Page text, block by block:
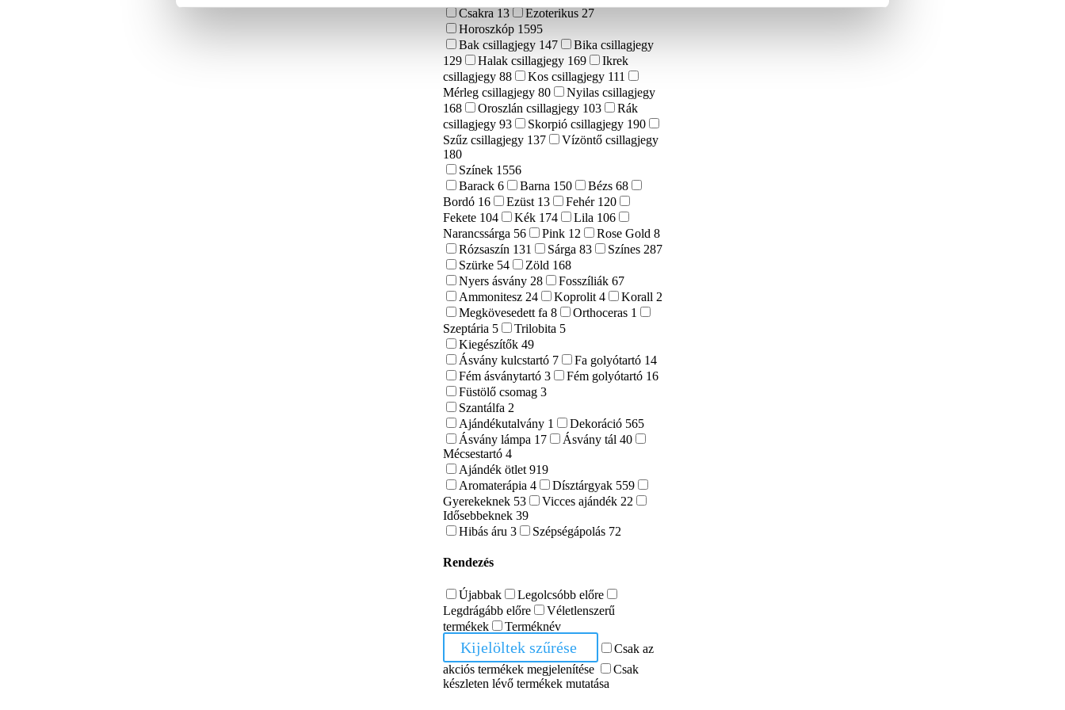
Csakra 13 Ezoterikus 27
Horoszkóp 1595
Bak csillagjegy 147
Bika csillagjegy
129
Halak csillagjegy 169
Ikrek
csillagjegy88 Kos csillagjegy 111
Mérleg csillagjegy80
Nyilas csillagjegy
168
Oroszlán csillagjegy 103
Rák
csillagjegy93 Skorpió csillagjegy 190
Szűz csillagjegy 137
Vízöntő csillagjegy
180
Színek 1556
Barack6 Barna 150 Bézs68
Bordó 16 Ezüst 13 Fehér 120
Fekete 104 Kék 174 Lila 106
Narancssárga 56 Pink 12 Rose Gold8
Rózsaszín 131 Sárga83 Színes 287
Szürke 54 Zöld 168
Nyers ásvány 28 Fosszíliák67
Ammonitesz 24 Koprolit4 Korall 2
Megkövesedett fa8 Orthoceras 1
Szeptária 5 Trilobita 5
Kiegészítők49
Ásvány kulcstartó 7 Fa golyótartó 14
Fém ásványtartó3 Fém golyótartó 16
Füstölő csomag3
Szantálfa 2
Ajándékutalvány 1 Dekoráció 565
Ásvány lámpa 17 Ásvány tál40
Mécsestartó4
Ajándék ötlet919
Aromaterápia4 Dísztárgyak 559
Gyerekeknek 53 Vicces ajándék 22
Idősebbeknek39
Hibás áru3 Szépségápolás 72
Rendezés
Újabbak
Legolcsóbb előre
Legdrágább előre
Véletlenszerű
termékek
Terméknév
Kijelöltek szűrése
Csak az
akciós termékek megjelenítése
Csak
készleten lévő termékek mutatása